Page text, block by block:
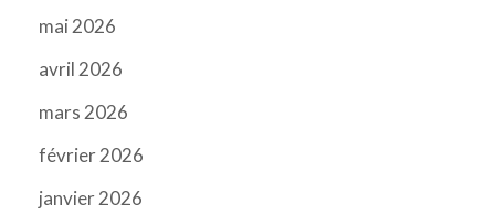
mai 2026
avril 2026
mars 2026
février 2026
janvier 2026